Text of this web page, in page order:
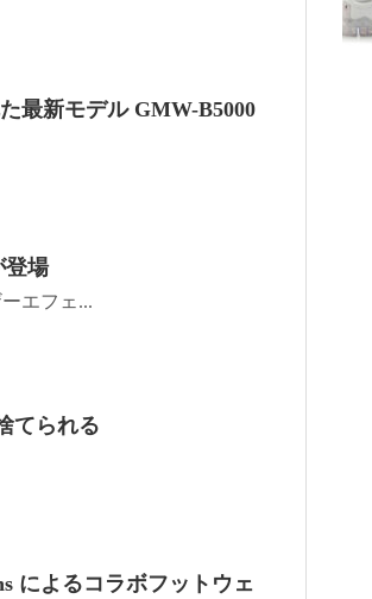
最新モデル GMW-B5000
登場
エフェ...
てられる
によるコラボフットウェ